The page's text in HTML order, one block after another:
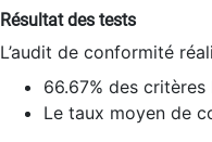
Résultat des tests
L’audit de conformité
66.67% des
Le taux moyen de